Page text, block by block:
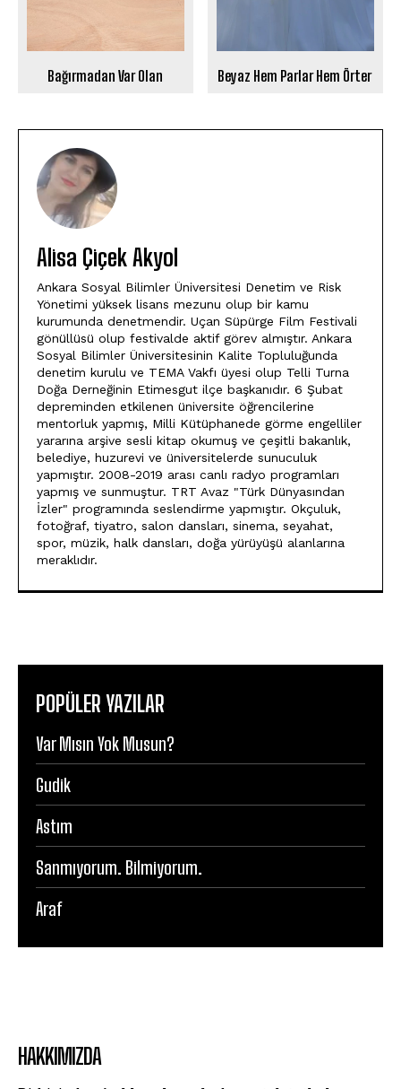
Bağırmadan Var Olan Beyaz Hem Parlar Hem Örter
Alisa Çiçek Akyol
Ankara Sosyal Bilimler Üniversitesi Denetim ve Risk
Yönetimi yüksek lisans mezunu olup bir kamu
kurumunda denetmendir. Uçan Süpürge Film Festivali
gönüllüsü olup festivalde aktif görev almıştır. Ankara
Sosyal Bilimler Üniversitesinin Kalite Topluluğunda
denetim kurulu ve TEMA Vakfı üyesi olup Telli Turna
Doğa Derneğinin Etimesgut ilçe başkanıdır. 6 Şubat
depreminden etkilenen üniversite öğrencilerine
mentorluk yapmış, Milli Kütüphanede görme engelliler
yararına arşive sesli kitap okumuş ve çeşitli bakanlık,
belediye, huzurevi ve üniversitelerde sunuculuk
yapmıştır. 2008-2019 arası canlı radyo programları
yapmış ve sunmuştur. TRT Avaz "Türk Dünyasından
İzler" programında seslendirme yapmıştır. Okçuluk,
fotoğraf, tiyatro, salon dansları, sinema, seyahat,
spor, müzik, halk dansları, doğa yürüyüşü alanlarına
meraklıdır.
POPÜLER YAZILAR
Var Mısın Yok Musun?
Gudik
Astım
Sanmıyorum. Bilmiyorum.
Araf
HAKKIMIZDA